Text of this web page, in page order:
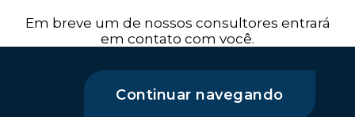
Em breve um de nossos consultores entrará
em contato com você.
Continuar navegando